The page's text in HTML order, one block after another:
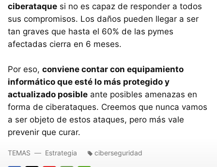
ciberataque si no es capaz de responder a todos
sus compromisos. Los daños pueden llegar a ser
tan graves que hasta el 60% de las pymes
afectadas cierra en 6 meses.
Por eso, conviene contar con equipamiento
informático que esté lo más protegido y
actualizado posible ante posibles amenazas en
forma de ciberataques. Creemos que nunca vamos
a ser objeto de estos ataques, pero más vale
prevenir que curar.
TEMAS Estrategia ciberseguridad